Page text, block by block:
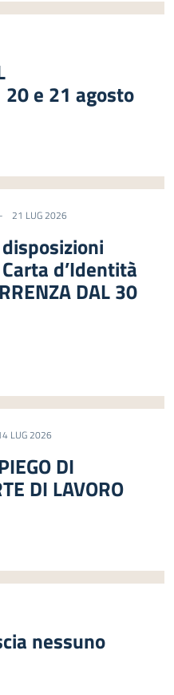
20 e 21 agosto
21 LUG 2026
d’Identità
DAL 30
LUG 2026
DI
DI LAVORO
nessuno